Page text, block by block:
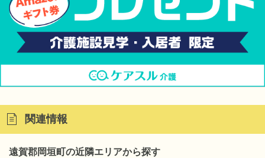
関連情報
遠賀郡岡垣町の近隣エリアから探す